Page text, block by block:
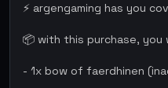
⚡ argengaming has you
📦 with this purchase,
- 1x bow of faerdhinen